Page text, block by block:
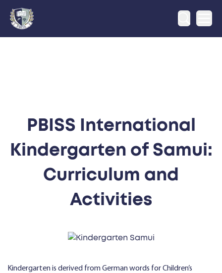
PBISS International
Kindergarten of Samui:
Curriculum and
Activities
Kindergarten is derived from German words for Children’s